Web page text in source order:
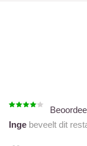
Inge beveelt dit